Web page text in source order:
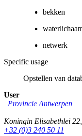
bekken
netwerk
Specific usage
Opstellen van
User
Provincie Antwerpen
Koningin Elisabethlei 22
+32 (0)3 240 50 11